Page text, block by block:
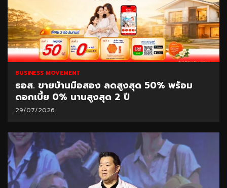
1 min read
BUSINESS MOVEMENT
ธอส. ขายบ้านมือสอง ลดสูงสุด 50% พร้อม
ดอกเบี้ย 0% นานสูงสุด 2 ปี
29/07/2026